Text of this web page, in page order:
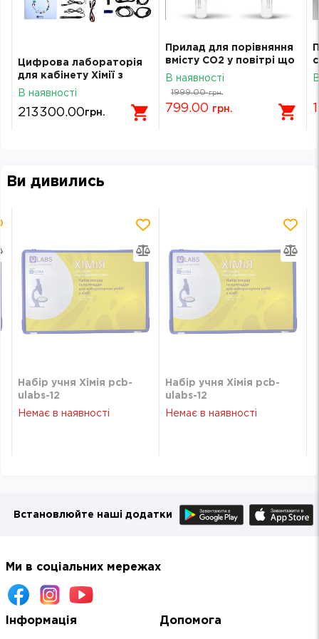
Цифрова лабораторія
для кабінету Хімії з
методичним
цифровим курсом з
В наявності
213300.00грн.
Прилад для порівняння
вмісту СО2 у повітрі що
вдихається і
В наявності
1999.00 грн.
799.00 грн.
Ви дивились
Набір учня Хімія pcb-
ulabs-12
Немає в наявності
Набір учня Хімія pcb-
ulabs-12
Немає в наявності
Встановлюйте наші додатки
Ми в соціальних мережах
Інформація Допомога